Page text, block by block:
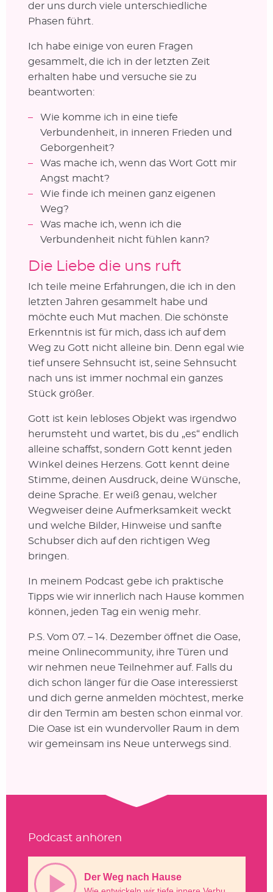
der uns durch viele unterschiedliche
Phasen führt.
Ich habe einige von euren Fragen
gesammelt, die ich in der letzten Zeit
erhalten habe und versuche sie zu
beantworten:
Wie komme ich in eine tiefe
Verbundenheit, in inneren Frieden und
Geborgenheit?
Was mache ich, wenn das Wort Gott mir
Angst macht?
Wie finde ich meinen ganz eigenen
Weg?
Was mache ich, wenn ich die
Verbundenheit nicht fühlen kann?
Die Liebe die uns ruft
Ich teile meine Erfahrungen, die ich in den
letzten Jahren gesammelt habe und
möchte euch Mut machen. Die schönste
Erkenntnis ist für mich, dass ich auf dem
Weg zu Gott nicht alleine bin. Denn egal wie
tief unsere Sehnsucht ist, seine Sehnsucht
nach uns ist immer nochmal ein ganzes
Stück größer.
Gott ist kein lebloses Objekt was irgendwo
herumsteht und wartet, bis du „es“ endlich
alleine schaffst, sondern Gott kennt jeden
Winkel deines Herzens. Gott kennt deine
Stimme, deinen Ausdruck, deine Wünsche,
deine Sprache. Er weiß genau, welcher
Wegweiser deine Aufmerksamkeit weckt
und welche Bilder, Hinweise und sanfte
Schubser dich auf den richtigen Weg
bringen.
In meinem Podcast gebe ich praktische
Tipps wie wir innerlich nach Hause kommen
können, jeden Tag ein wenig mehr.
P.S. Vom 07. – 14. Dezember öffnet die Oase,
meine Onlinecommunity, ihre Türen und
wir nehmen neue Teilnehmer auf. Falls du
dich schon länger für die Oase interessierst
und dich gerne anmelden möchtest, merke
dir den Termin am besten schon einmal vor.
Die Oase ist ein wundervoller Raum in dem
wir gemeinsam ins Neue unterwegs sind.
Podcast anhören